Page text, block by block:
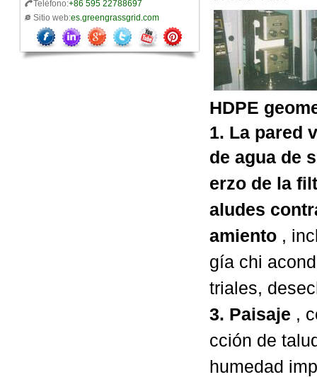
Teléfono:+86 595 22788697
Sitio web:es.greengrassgrid.com
HDPE
1. La pared
de agua de
erzo de la
aludes
amiento ,
gía chi
triales,
3. Paisaje ,
cción de
humedad